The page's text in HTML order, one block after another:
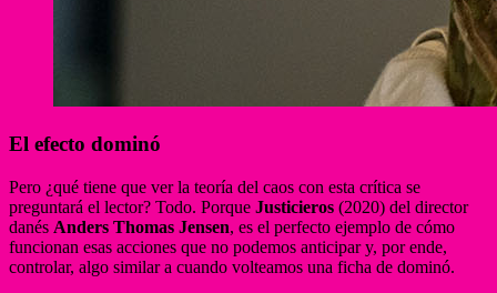
El efecto dominó
Pero ¿qué tiene que ver la teoría del caos con esta crítica se
preguntará el lector? Todo. Porque Justicieros (2020) del director
danés Anders Thomas Jensen, es el perfecto ejemplo de cómo
funcionan esas acciones que no podemos anticipar y, por ende,
controlar, algo similar a cuando volteamos una ficha de dominó.